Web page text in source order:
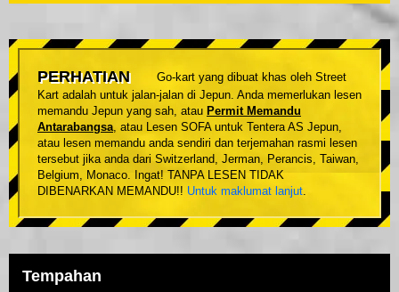
PERHATIAN
Go-kart yang dibuat khas oleh Street
Kart adalah untuk jalan-jalan di Jepun. Anda memerlukan lesen
memandu Jepun yang sah, atau Permit Memandu
Antarabangsa, atau Lesen SOFA untuk Tentera AS Jepun,
atau lesen memandu anda sendiri dan terjemahan rasmi lesen
tersebut jika anda dari Switzerland, Jerman, Perancis, Taiwan,
Belgium, Monaco. Ingat! TANPA LESEN TIDAK
DIBENARKAN MEMANDU!! Untuk maklumat lanjut.
Tempahan